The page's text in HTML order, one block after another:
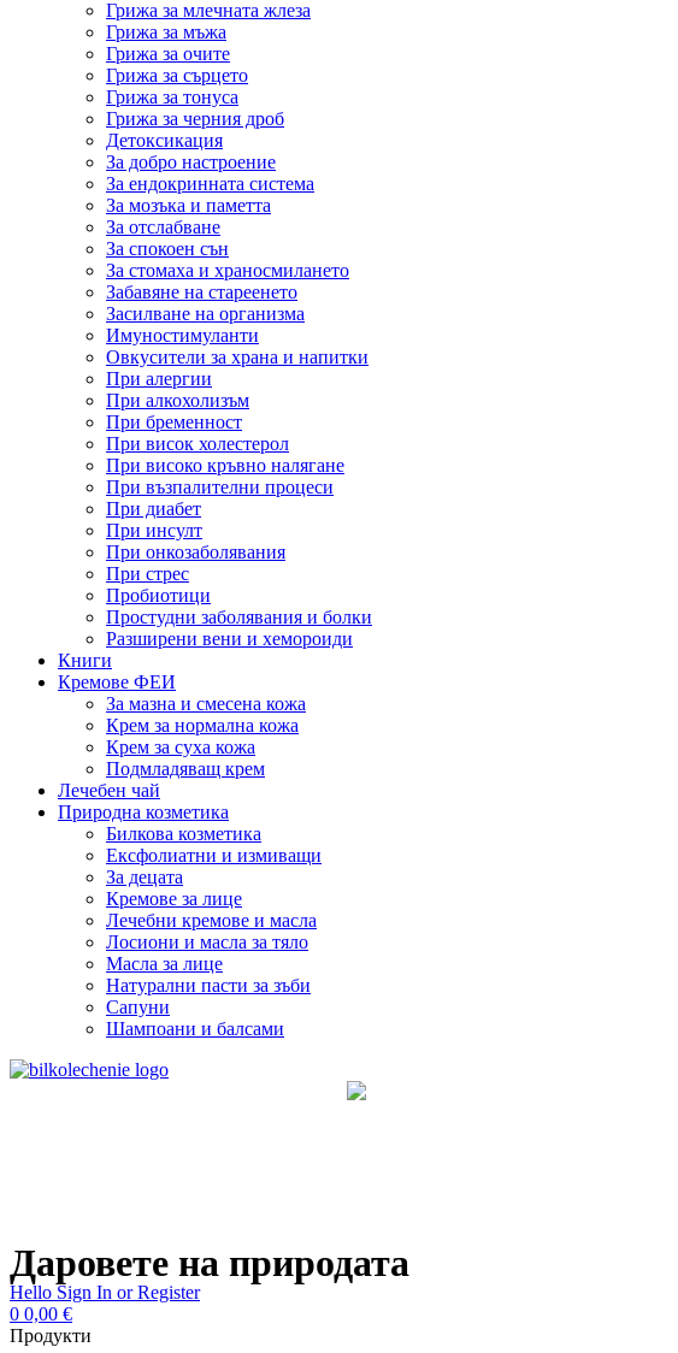
Грижа за млечната жлеза
Грижа за мъжа
Грижа за очите
Грижа за сърцето
Грижа за тонуса
Грижа за черния дроб
Детоксикация
За добро настроение
За ендокринната система
За мозъка и паметта
За отслабване
За спокоен сън
За стомаха и храносмилането
Забавяне на стареенето
Засилване на организма
Имуностимуланти
Овкусители за храна и напитки
При алергии
При алкохолизъм
При бременност
При висок холестерол
При високо кръвно налягане
При възпалителни процеси
При диабет
При инсулт
При онкозаболявания
При стрес
Пробиотици
Простудни заболявания и болки
Разширени вени и хемороиди
Книги
Кремове ФЕИ
За мазна и смесена кожа
Крем за нормална кожа
Крем за суха кожа
Подмладяващ крем
Лечебен чай
Природна козметика
Билкова козметика
Ексфолиатни и измиващи
За децата
Кремове за лице
Лечебни кремове и масла
Лосиони и масла за тяло
Масла за лице
Натурални пасти за зъби
Сапуни
Шампоани и балсами
Даровете на природата
Hello Sign In or Register
0 0,00 €
Продукти